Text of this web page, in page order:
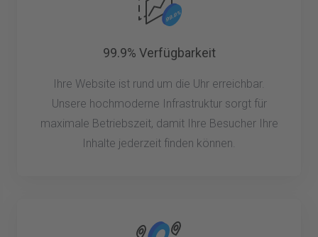
99.9% Verfügbarkeit
Ihre Website ist rund um die Uhr erreichbar.
Unsere hochmoderne Infrastruktur sorgt für
maximale Betriebszeit, damit Ihre Besucher Ihre
Inhalte jederzeit finden können.